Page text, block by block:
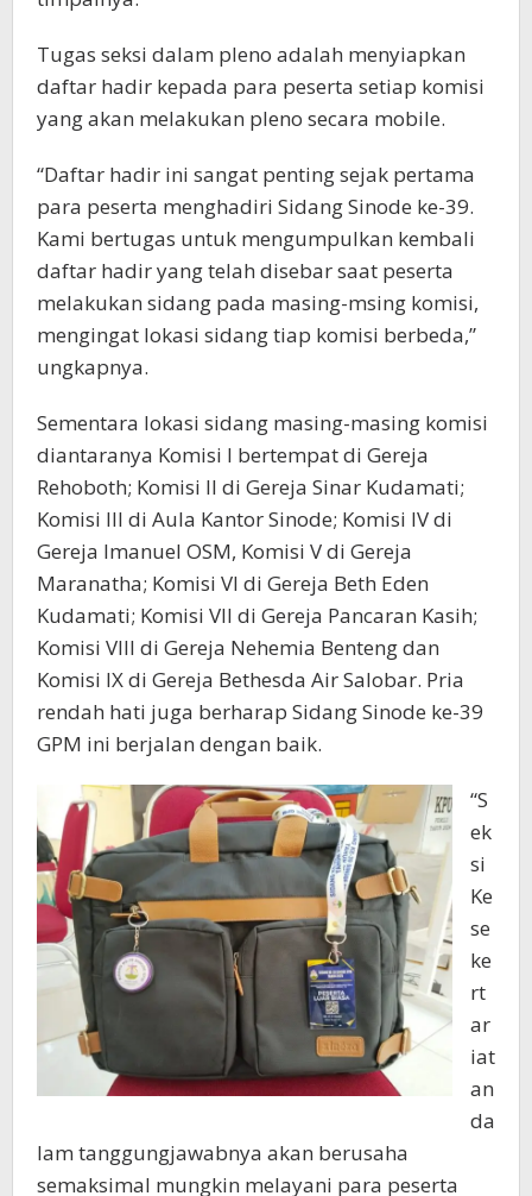
Tugas seksi dalam pleno adalah menyiapkan
daftar hadir kepada para peserta setiap komisi
yang akan melakukan pleno secara mobile.
“Daftar hadir ini sangat penting sejak pertama
para peserta menghadiri Sidang Sinode ke-39.
Kami bertugas untuk mengumpulkan kembali
daftar hadir yang telah disebar saat peserta
melakukan sidang pada masing-msing komisi,
mengingat lokasi sidang tiap komisi berbeda,”
ungkapnya.
Sementara lokasi sidang masing-masing komisi
diantaranya Komisi I bertempat di Gereja
Rehoboth; Komisi II di Gereja Sinar Kudamati;
Komisi III di Aula Kantor Sinode; Komisi IV di
Gereja Imanuel OSM, Komisi V di Gereja
Maranatha; Komisi VI di Gereja Beth Eden
Kudamati; Komisi VII di Gereja Pancaran Kasih;
Komisi VIII di Gereja Nehemia Benteng dan
Komisi IX di Gereja Bethesda Air Salobar. Pria
rendah hati juga berharap Sidang Sinode ke-39
GPM ini berjalan dengan baik.
“S
ek
si
Ke
se
ke
rt
ar
iat
an
da
lam tanggungjawabnya akan berusaha
semaksimal mungkin melayani para peserta